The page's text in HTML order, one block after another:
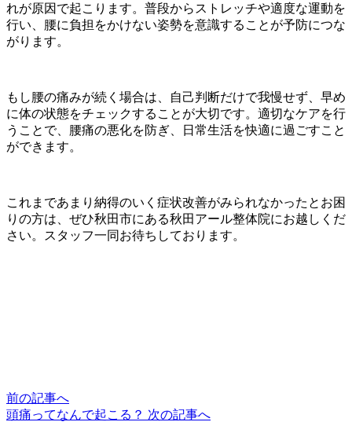
れが原因で起こります。普段からストレッチや適度な運動を
行い、腰に負担をかけない姿勢を意識することが予防につな
がります。
もし腰の痛みが続く場合は、自己判断だけで我慢せず、早め
に体の状態をチェックすることが大切です。適切なケアを行
うことで、腰痛の悪化を防ぎ、日常生活を快適に過ごすこと
ができます。
これまであまり納得のいく症状改善がみられなかったとお困
りの方は、ぜひ秋田市にある秋田アール整体院にお越しくだ
さい。スタッフ一同お待ちしております。
前の記事へ
頭痛ってなんで起こる？ 次の記事へ